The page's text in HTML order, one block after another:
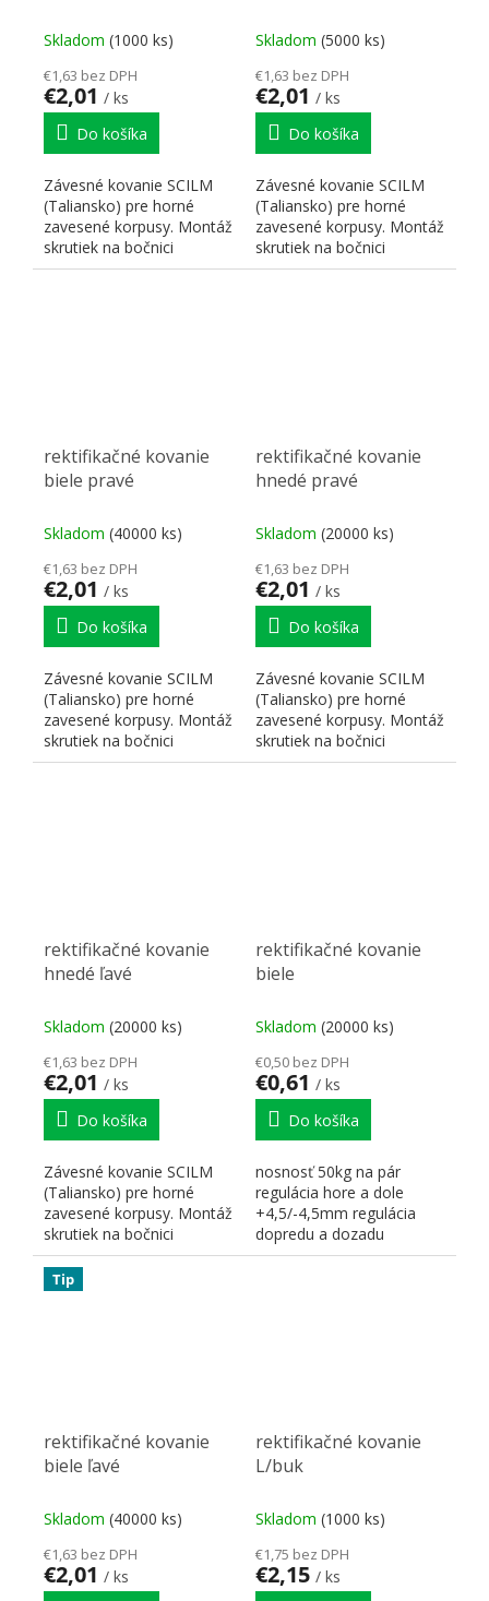
Skladom (1000 ks)
€1,63 bez DPH
€2,01 / ks
Do košíka
Závesné kovanie SCILM
(Taliansko) pre horné
zavesené korpusy. Montáž
skrutiek na bočnici
korpusu. Nosnosť 70
Skladom (5000 ks)
€1,63 bez DPH
€2,01 / ks
Do košíka
Závesné kovanie SCILM
(Taliansko) pre horné
zavesené korpusy. Montáž
skrutiek na bočnici
korpusu. Nosnosť 70
rektifikačné kovanie
biele pravé
Skladom (40000 ks)
€1,63 bez DPH
€2,01 / ks
Do košíka
Závesné kovanie SCILM
(Taliansko) pre horné
zavesené korpusy. Montáž
skrutiek na bočnici
korpusu. Nosnosť 70
rektifikačné kovanie
hnedé pravé
Skladom (20000 ks)
€1,63 bez DPH
€2,01 / ks
Do košíka
Závesné kovanie SCILM
(Taliansko) pre horné
zavesené korpusy. Montáž
skrutiek na bočnici
korpusu. Nosnosť 70
rektifikačné kovanie
hnedé ľavé
Skladom (20000 ks)
€1,63 bez DPH
€2,01 / ks
Do košíka
Závesné kovanie SCILM
(Taliansko) pre horné
zavesené korpusy. Montáž
skrutiek na bočnici
korpusu. Nosnosť 70
kg/kus...
rektifikačné kovanie
biele
Skladom (20000 ks)
€0,50 bez DPH
€0,61 / ks
Do košíka
nosnosť 50kg na pár
regulácia hore a dole
+4,5/-4,5mm regulácia
dopredu a dozadu
+6/-6mm
Tip
rektifikačné kovanie
biele ľavé
Skladom (40000 ks)
€1,63 bez DPH
€2,01 / ks
rektifikačné kovanie
L/buk
Skladom (1000 ks)
€1,75 bez DPH
€2,15 / ks